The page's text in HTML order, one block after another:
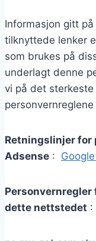
Informasjon gitt
tilknyttede lenker
som brukes på
underlagt denne
vi på det
Retningslinjer for
Adsense :
dette nettstedet :